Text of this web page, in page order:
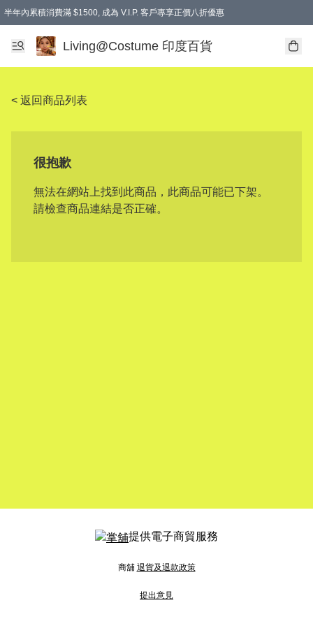
半年內累積消費滿 $1500, 成為 V.I.P. 客戶專享正價八折優惠
滿$600免本地運費
Living@Costume 印度百貨
< 返回商品列表
很抱歉
無法在網站上找到此商品，此商品可能已下架。
請檢查商品連結是否正確。
提供電子商貿服務
商舖 退貨及退款政策
提出意見